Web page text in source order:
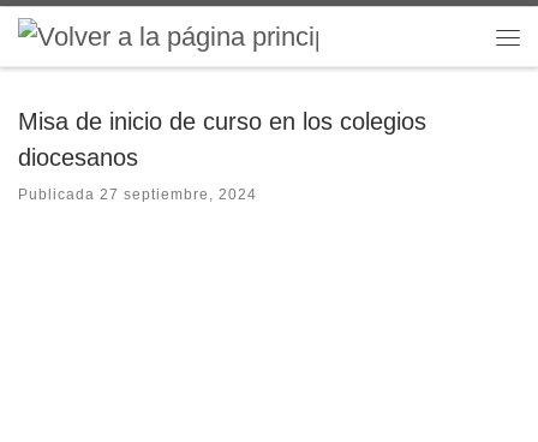
Saltar al contenido
Misa de inicio de curso en los colegios
diocesanos
Publicada 27 septiembre, 2024